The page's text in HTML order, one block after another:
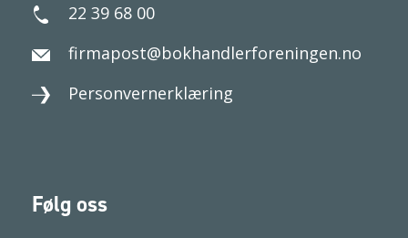
22 39 68 00
firmapost@bokhandlerforeningen.no
Personvernerklæring
Følg oss